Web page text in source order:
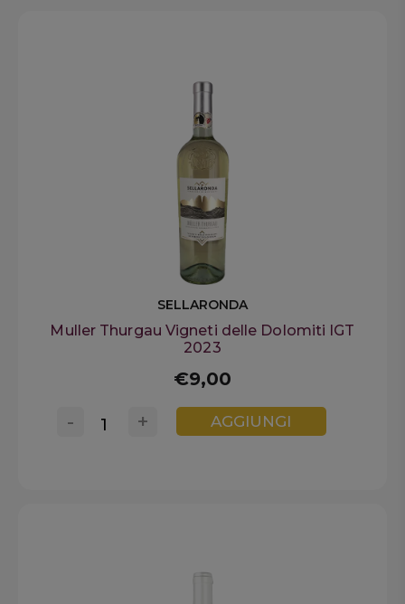
SELLARONDA
Muller Thurgau Vigneti delle Dolomiti IGT
2023
€9,00
+
- AGGIUNGI